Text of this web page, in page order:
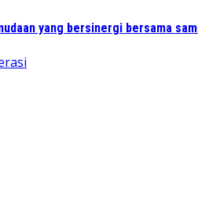
yang bersinergi bersama